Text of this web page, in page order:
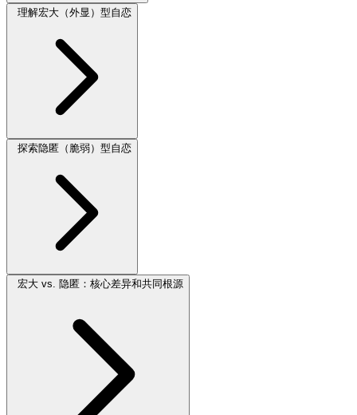
理解宏大（外显）型自恋
探索隐匿（脆弱）型自恋
宏大 vs. 隐匿：核心差异和共同根源